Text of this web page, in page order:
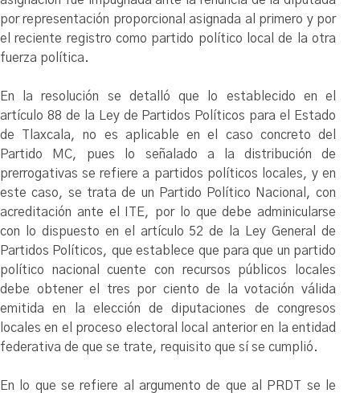
por representación proporcional asignada al primero y por
el reciente registro como partido político local de la otra
fuerza política.
En la resolución se detalló que lo establecido en el
artículo 88 de la Ley de Partidos Políticos para el Estado
de Tlaxcala, no es aplicable en el caso concreto del
Partido MC, pues lo señalado a la distribución de
prerrogativas se refiere a partidos políticos locales, y en
este caso, se trata de un Partido Político Nacional, con
acreditación ante el ITE, por lo que debe adminicularse
con lo dispuesto en el artículo 52 de la Ley General de
Partidos Políticos, que establece que para que un partido
político nacional cuente con recursos públicos locales
debe obtener el tres por ciento de la votación válida
emitida en la elección de diputaciones de congresos
locales en el proceso electoral local anterior en la entidad
federativa de que se trate, requisito que sí se cumplió.
En lo que se refiere al argumento de que al PRDT se le